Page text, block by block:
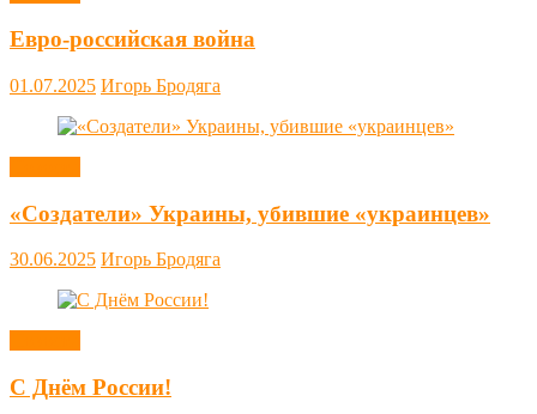
Евро-российская война
01.07.2025 Игорь Бродяга
«Создатели» Украины, убившие «украинцев»
30.06.2025 Игорь Бродяга
С Днём России!